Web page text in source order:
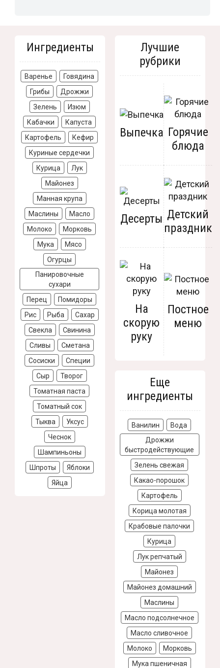
Ингредиенты
Варенье
Говядина
Грибы
Дрожжи
Зелень
Изюм
Кабачки
Капуста
Картофель
Кефир
Куриные сердечки
Курица
Лук
Майонез
Манная крупа
Маслины
Масло
Молоко
Морковь
Мука
Мясо
Огурцы
Панировочные
сухари
Перец
Помидоры
Рис
Рыба
Сахар
Свекла
Свинина
Сливы
Сметана
Сосиски
Специи
Сыр
Творог
Томатная паста
Томатный сок
Тыква
Уксус
Чеснок
Шампиньоны
Шпроты
Яблоки
Яйца
Лучшие
рубрики
Выпечка Горячие
блюда
Десерты Детский
праздник
На
скорую
руку
Постное
меню
Еще
ингредиенты
Ванилин
Вода
Дрожжи
быстродействующие
Зелень свежая
Какао-порошок
Картофель
Корица молотая
Крабовые палочки
Курица
Лук репчатый
Майонез
Майонез домашний
Маслины
Масло подсолнечное
Масло сливочное
Молоко
Морковь
Мука пшеничная